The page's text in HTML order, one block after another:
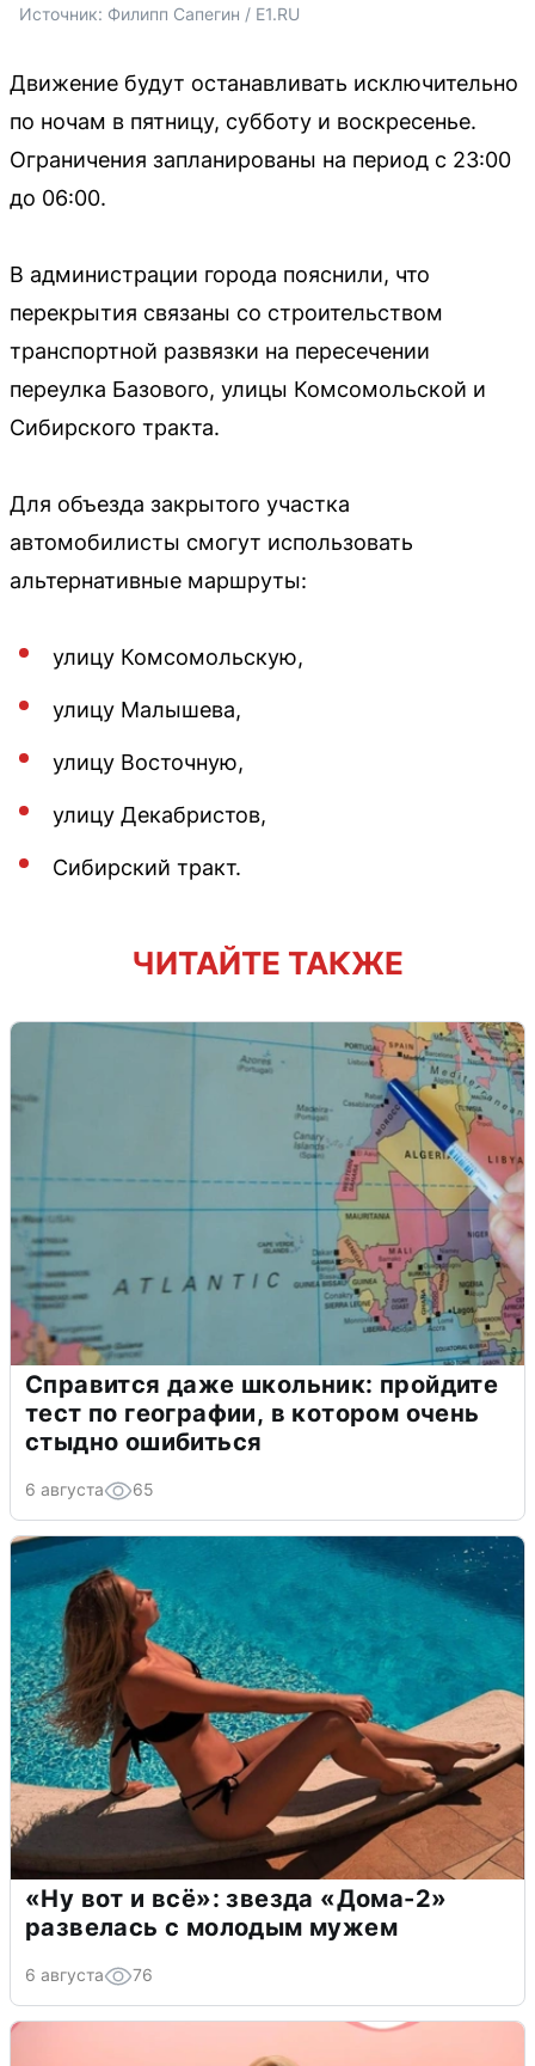
Источник: Филипп Сапегин / E1.RU
Движение будут останавливать исключительно
по ночам в пятницу, субботу и воскресенье.
Ограничения запланированы на период с 23:00
до 06:00.
В администрации города пояснили, что
перекрытия связаны со строительством
транспортной развязки на пересечении
переулка Базового, улицы Комсомольской и
Сибирского тракта.
Для объезда закрытого участка
автомобилисты смогут использовать
альтернативные маршруты:
улицу Комсомольскую,
улицу Малышева,
улицу Восточную,
улицу Декабристов,
Сибирский тракт.
ЧИТАЙТЕ ТАКЖЕ
Справится даже школьник: пройдите
тест по географии, в котором очень
стыдно ошибиться
6 августа 65
«Ну вот и всё»: звезда «Дома-2»
развелась с молодым мужем
6 августа 76